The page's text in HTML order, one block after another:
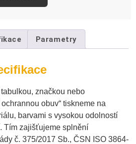
Parametry
značkou nebo
obuv“ tiskneme na
barvami s vysokou odolností
Tím zajišťujeme splnění
č. 375/2017 Sb., ČSN ISO 3864-